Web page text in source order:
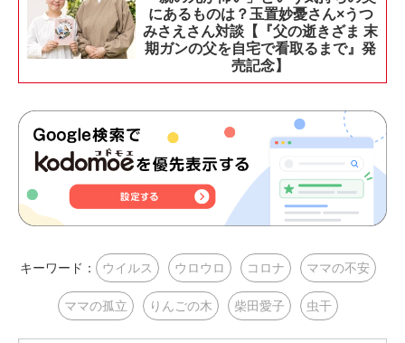
にあるものは？玉置妙憂さん×うつ
みさえさん対談【『父の逝きざま 末
期ガンの父を自宅で看取るまで』発
売記念】
キーワード： ウイルス ウロウロ コロナ ママの不安
ママの孤立 りんごの木 柴田愛子 虫干